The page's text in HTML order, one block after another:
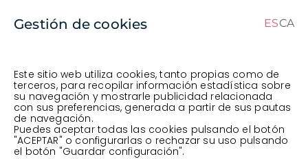
CAES
Pedido en curso (Previsto para el dia) ·
Transportista
Ver Pedido
FLOR CORTADA
CLAVEL / CLAVEL MINI / POETA
CLAVELL COL. FCY. LIGHT BERTIX
Gestión de cookies ESCA
Este sitio web utiliza cookies, tanto propias como de
terceros, para recopilar información estadística sobre
su navegación y mostrarle publicidad relacionada
con sus preferencias, generada a partir de sus pautas
de navegación.
Puedes aceptar todas las cookies pulsando el botón
"ACEPTAR" o configurarlas o rechazar su uso pulsando
el botón "Guardar configuración".